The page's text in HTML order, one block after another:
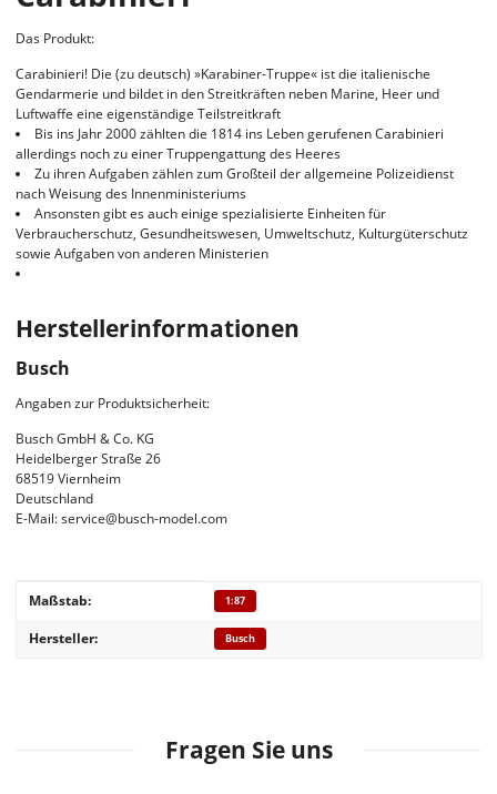
Das Produkt:
Carabinieri! Die (zu deutsch) »Karabiner-Truppe« ist die italienische
Gendarmerie und bildet in den Streitkräften neben Marine, Heer und
Luftwaffe eine eigenständige Teilstreitkraft
Bis ins Jahr 2000 zählten die 1814 ins Leben gerufenen Carabinieri
allerdings noch zu einer Truppengattung des Heeres
Zu ihren Aufgaben zählen zum Großteil der allgemeine Polizeidienst
nach Weisung des Innenministeriums
Ansonsten gibt es auch einige spezialisierte Einheiten für
Verbraucherschutz, Gesundheitswesen, Umweltschutz, Kulturgüterschutz
sowie Aufgaben von anderen Ministerien
Herstellerinformationen
Busch
Angaben zur Produktsicherheit:
Busch GmbH & Co. KG
Heidelberger Straße 26
68519 Viernheim
Deutschland
E-Mail: service@busch-model.com
Produkteigenschaft
Wert
Maßstab: 1:87
Hersteller: Busch
Fragen Sie uns